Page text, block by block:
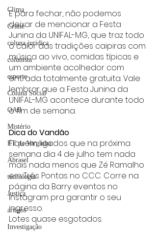
Clima
Crime
coluna juridica
colunista
esporte
Coluna Social
OAB
Mistério
ET de Varginha
Abrasel
tecnologia
Justiça
artigos
Investigação
E para fechar, não podemos
deixar de mencionar a Festa
Junina da UNIFAL-MG, que traz todo
o calor das tradições caipiras com
música ao vivo, comidas típicas e
um ambiente acolhedor com
entrada totalmente gratuita. Vale
lembrar que a Festa Junina da
UNIFAL-MG acontece durante todo
o fim de semana.
Dica do Vandão
Fiquem ligados que na próxima
semana dia 4 de julho tem nada
mais nada menos que Zé Ramalho
em Três Pontas no CCC. Corre na
página da Barry eventos no
Instagram pra garantir o seu
ingresso.
Lotes quase esgotados.